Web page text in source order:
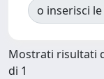
o inserisci
Mostrati risultati
di 1